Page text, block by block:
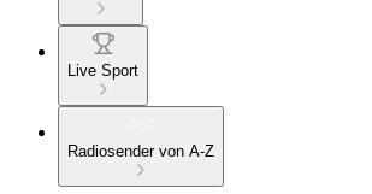
Live Sport
Radiosender von A-Z